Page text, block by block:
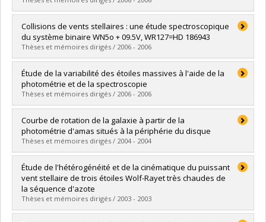
Graduate :Villar-Sbaffi, Alfredo
Cycle :Doctoral
Grade :Ph. D.
Lien vers le document dans Papyrus
Collisions de vents stellaires : une étude spectroscopique
du système binaire WN5o + 09.5V, WR127=HD 186943
Thèses et mémoires dirigés / 2006 - 2006
Graduate :La Chevrotière, Antoine de
Cycle :Master's
Grade :M. Sc.
Lien vers le document dans Papyrus
Étude de la variabilité des étoiles massives à l'aide de la
photométrie et de la spectroscopie
Thèses et mémoires dirigés / 2006 - 2006
Graduate :Lefèvre, Laure
Cycle :Doctoral
Grade :Ph. D.
Lien vers le document dans Papyrus
Courbe de rotation de la galaxie à partir de la
photométrie d'amas situés à la périphérie du disque
Thèses et mémoires dirigés / 2004 - 2004
Graduate :Cournoyer, Jean-Philippe
Cycle :Master's
Grade :M. Sc.
Lien vers le document dans Papyrus
Étude de l'hétérogénéité et de la cinématique du puissant
vent stellaire de trois étoiles Wolf-Rayet très chaudes de
la séquence d'azote
Thèses et mémoires dirigés / 2003 - 2003